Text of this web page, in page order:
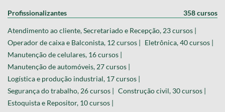
Profissionalizantes 358 cursos
Atendimento ao cliente, Secretariado e Recepção, 23 cursos |
Operador de caixa e Balconista, 12 cursos | Eletrônica, 40 cursos |
Manutenção de celulares, 16 cursos |
Manutenção de automóveis, 27 cursos |
Logística e produção industrial, 17 cursos |
Segurança do trabalho, 26 cursos | Construção civil, 30 cursos |
Estoquista e Repositor, 10 cursos |